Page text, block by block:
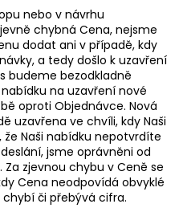
nebo v návrhu
chybná Cena, nejsme
dodat ani v případě, kdy
a tedy došlo k uzavření
budeme bezodkladně
na uzavření nové
oproti Objednávce. Nová
uzavřena ve chvíli, kdy Naši
Naši nabídku nepotvrdíte
jsme oprávněni od
zjevnou chybu v Ceně se
Cena neodpovídá obvyklé
či přebývá cifra.